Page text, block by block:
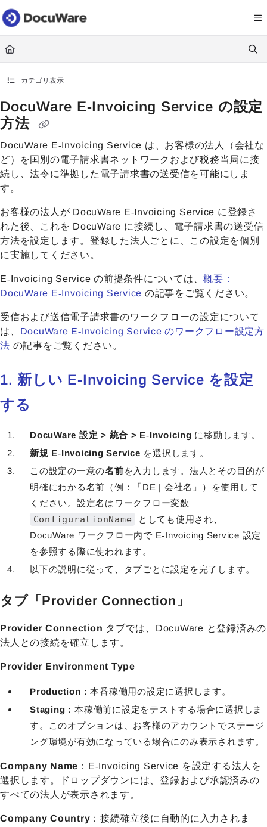
Documentation Index
Fetch the complete documentation index at: https://
Use this file to discover all available pages before exploring further.
カテゴリ表示
DocuWare E‑Invoicing Service の設定
方法
DocuWare E‑Invoicing Service は、お客様の法人（会社な
ど）を国別の電子請求書ネットワークおよび税務当局に接
続し、法令に準拠した電子請求書の送受信を可能にしま
す。
お客様の法人が DocuWare E‑Invoicing Service に登録さ
れた後、これを DocuWare に接続し、電子請求書の送受信
方法を設定します。登録した法人ごとに、この設定を個別
に実施してください。
E‑Invoicing Service の前提条件については、概要：
DocuWare E‑Invoicing Service の記事をご覧ください。
受信および送信電子請求書のワークフローの設定について
は、 DocuWare E‑Invoicing Service のワークフロー設定方
法 の記事をご覧ください。
1. 新しい E‑Invoicing Service を設定
する
DocuWare 設定 > 統合 > E‑Invoicing に移動します。
新規 E‑Invoicing Service を選択します。
この設定の一意の名前を入力します。法人とその目的が
明確にわかる名前（例：「DE | 会社名」）を使用して
ください。設定名はワークフロー変数
ConfigurationName
としても使用され、
DocuWare ワークフロー内で E‑Invoicing Service 設定
を参照する際に使われます。
以下の説明に従って、タブごとに設定を完了します。
タブ「Provider Connection」
Provider Connection タブでは、DocuWare と登録済みの
法人との接続を確立します。
Provider Environment Type
Production ：本番稼働用の設定に選択します。
Staging ：本稼働前に設定をテストする場合に選択しま
す。このオプションは、お客様のアカウントでステージ
ング環境が有効になっている場合にのみ表示されます。
Company Name ：E‑Invoicing Service を設定する法人を
選択します。ドロップダウンには、登録および承認済みの
すべての法人が表示されます。
Company Country ：接続確立後に自動的に入力されま